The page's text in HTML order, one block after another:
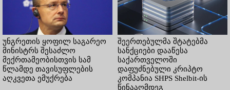
უნგრეთის ყოფილ საგარეო
მინისტრს შესაძლო
მექრთამეობისთვის სამ
წლამდე თავისუფლების
აღკვეთა ემუქრება
შეერთებულმა შტატებმა
სანქციები დააწესა
საქართველოში
დაფუძნებული კრიპტო
კომპანია SHPS Shelbit-ის
წინააღმდეგ